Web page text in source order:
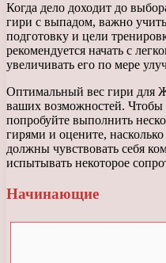
Когда дело доходит до
гири с выпадом, важно
подготовку и цели
рекомендуется начать с
увеличивать его по мере
Оптимальный вес гири для
ваших возможностей. Чтобы
попробуйте выполнить
гирями и оцените,
должны чувствовать себя
испытывать некоторое
Начинающие